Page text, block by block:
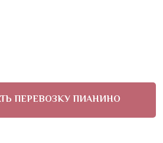
ПЕРЕВОЗКУ ПИАНИНО